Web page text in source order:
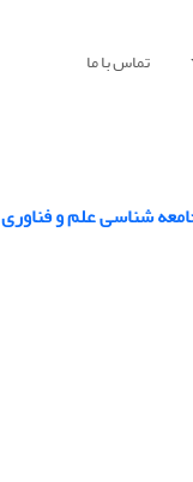
تماس با ما
شناسی علم و فناوری